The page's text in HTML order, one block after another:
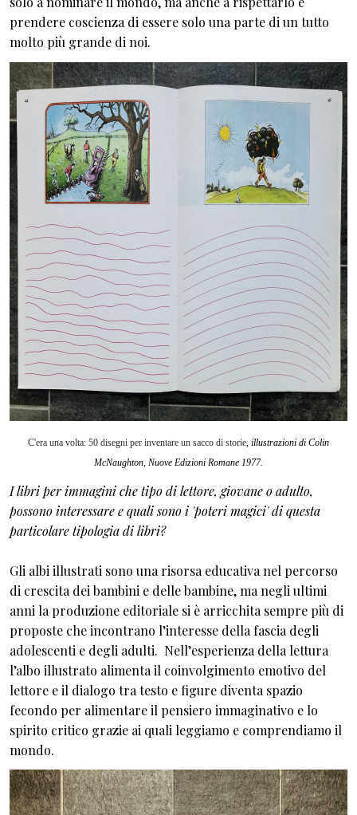
prendere coscienza di essere solo una parte di un tutto
molto più grande di noi.
C'era una volta: 50 disegni per inventare un sacco di storie, illustrazioni di Colin
McNaughton, Nuove Edizioni Romane 1977.
I libri per immagini che tipo di lettore, giovane o adulto,
possono interessare e quali sono i 'poteri magici' di questa
particolare tipologia di libri?
Gli albi illustrati sono una risorsa educativa nel percorso
di crescita dei bambini e delle bambine, ma negli ultimi
anni la produzione editoriale si è arricchita sempre più di
proposte che incontrano l’interesse della fascia degli
adolescenti e degli adulti. Nell’esperienza della lettura
l’albo illustrato alimenta il coinvolgimento emotivo del
lettore e il dialogo tra testo e figure diventa spazio
fecondo per alimentare il pensiero immaginativo e lo
spirito critico grazie ai quali leggiamo e comprendiamo il
mondo.